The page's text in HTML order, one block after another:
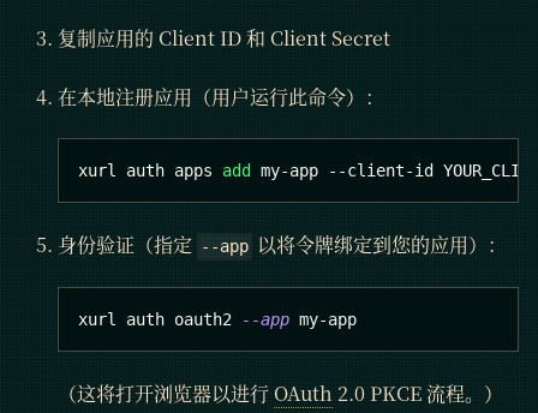
复制应用的 Client ID 和 Client Secret
在本地注册应用（用户运行此命令）：
xurl auth apps add my-app --client-id
身份验证（指定 --app 以将令牌绑定到您的应用）：
xurl auth oauth2 --app my-app
（这将打开浏览器以进行 OAuth 2.0 PKCE 流程。）